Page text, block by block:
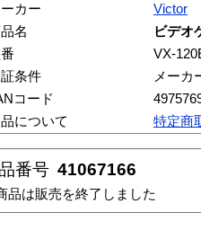
ーカー
Victor
名
ビデオ
VX-
条件
メーカ
コード
について
特定商
番号 41067166
品は販売を終了しました